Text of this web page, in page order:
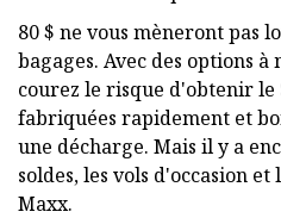
80 $ ne vous mèneront pas
bagages. Avec des options à
courez le risque d'obtenir le
fabriquées rapidement et
une décharge. Mais il y a
soldes, les vols d'occasion et
Maxx.